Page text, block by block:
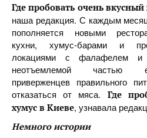
Где пробовать очень
наша редакция. С каждым
пополняется новыми
кухни, хумус-барами и
локациями с фалафелем и
неотъемлемой частью
приверженцев правильного
отказаться от мяса. Где
хумус в Киеве, узнавала
Немного истории